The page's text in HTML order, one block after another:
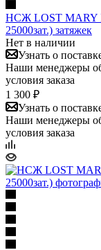
НСЖ LOST MARY
25000зат.) затяжек
Нет в наличии
Узнать о
Наши менеджеры
условия заказа
1 300 ₽
Узнать о
Наши менеджеры
условия заказа